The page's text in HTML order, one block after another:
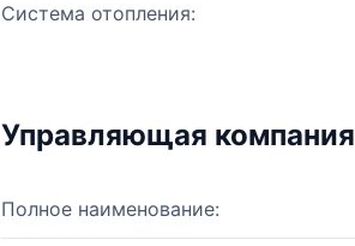
Система отопления:
Управляющая компания
Полное наименование: